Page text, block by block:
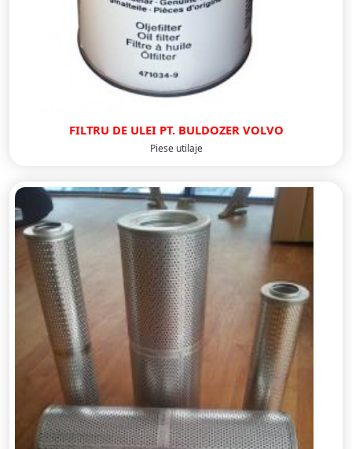
FILTRU DE ULEI PT. BULDOZER VOLVO
Piese utilaje